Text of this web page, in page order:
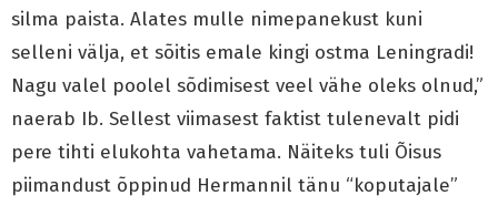
silma paista. Alates mulle nimepanekust kuni
selleni välja, et sõitis emale kingi ostma Leningradi!
Nagu valel poolel sõdimisest veel vähe oleks olnud,”
naerab Ib. Sellest viimasest faktist tulenevalt pidi
pere tihti elukohta vahetama. Näiteks tuli Õisus
piimandust õppinud Hermannil tänu “koputajale”